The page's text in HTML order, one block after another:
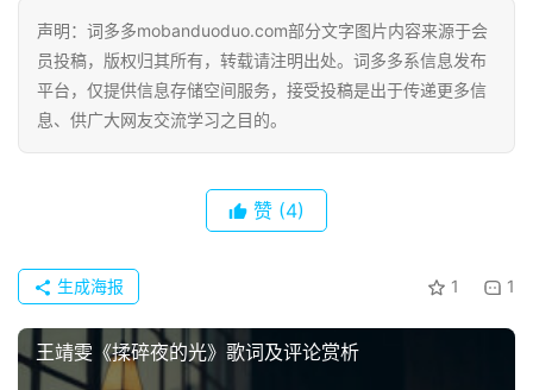
声明：词多多mobanduoduo.com部分文字图片内容来源于会
员投稿，版权归其所有，转载请注明出处。词多多系信息发布
平台，仅提供信息存储空间服务，接受投稿是出于传递更多信
息、供广大网友交流学习之目的。
赞 (4)
1 1
生成海报
王靖雯《揉碎夜的光》歌词及评论赏析